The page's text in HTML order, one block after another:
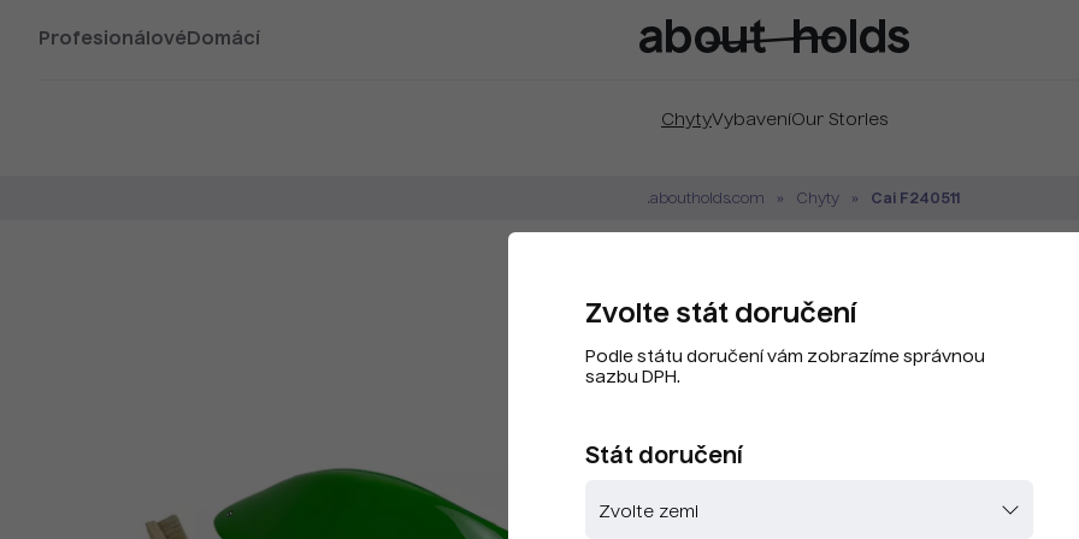
Profesionálové Domácí
ChytyVybaveníOur Stories
.aboutholds.com Chyty Cai F240511
Kód produktu:
CAY0115-
CAY0115-
Zvolte stát doručení
Podle státu doručení vám zobrazíme správnou
sazbu DPH.
Stát doručení